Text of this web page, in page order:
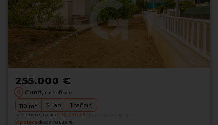
255.000 €
Cunit, undefined
110 m2 3 Hab. 1 baño(s)
Referencia Grocasa G49_2037318
Hipoteca desde 781,35 €